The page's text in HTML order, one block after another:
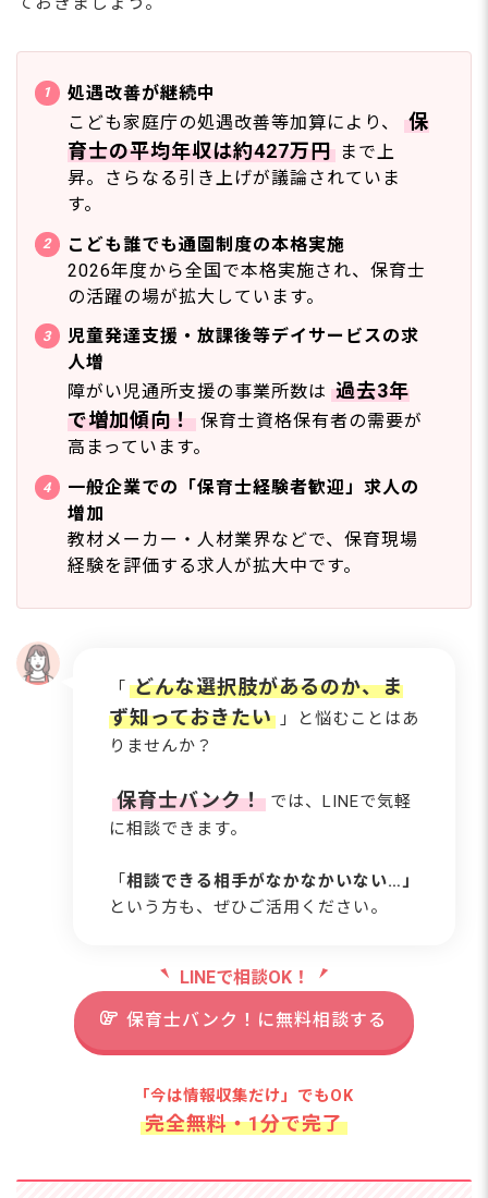
処遇改善が継続中
こども家庭庁の処遇改善等加算により、
保
育士の平均年収は約427万円 まで上
昇。さらなる引き上げが議論されていま
す。
こども誰でも通園制度の本格実施
2026年度から全国で本格実施され、保育士
の活躍の場が拡大しています。
児童発達支援・放課後等デイサービスの求
人増
障がい児通所支援の事業所数は 過去3年
で増加傾向！ 保育士資格保有者の需要が
高まっています。
一般企業での「保育士経験者歓迎」求人の
増加
教材メーカー・人材業界などで、保育現場
経験を評価する求人が拡大中です。
「
どんな選択肢があるのか、ま
ず知っておきたい
」と悩むことはあ
りませんか？
保育士バンク！ では、LINEで気軽
に相談できます。
「 相談できる相手がなかなかいない…」
という方も、ぜひご活用ください。
LINEで相談OK！
保育士バンク！に無料相談する
「今は情報収集だけ」でもOK
完全無料・1分で完了